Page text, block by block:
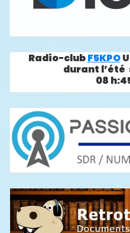
Radio-clubF5KPO
durant
08